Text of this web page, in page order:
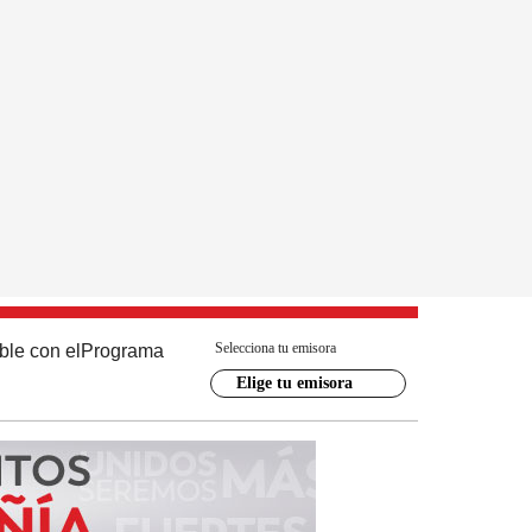
con el Programa Selecciona tu emisora
Elige tu emisora